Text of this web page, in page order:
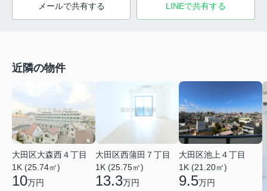
メールで共有する LINEで共有する
近隣の物件
大田区大森西４丁目
1K (25.74㎡)
10万円
大田区西蒲田７丁目
1K (25.75㎡)
13.3万円
大田区池上４丁目
1K (21.20㎡)
9.5万円